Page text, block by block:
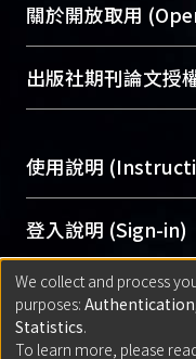
To permanently
profiles and
services of “NTU
Sciences Library)
關於開放取用
開放取用是從使用
動，應用在學術研
用逐年攀升。同時
Archive）平台。
出版社期刊論文授
含部分內容的版
助與合作完成，
意提供此授權。
Please
original work,
grant the rights
若欲上傳已出版
使用說明
網站簡介
使用手冊
線上預約服務
登入說明 (Sign-in)
方案一：臺灣大
(With C&INC
方案二：ORCID
匯入著作
We collect and process
purposes:
Statistics.
To learn more, please